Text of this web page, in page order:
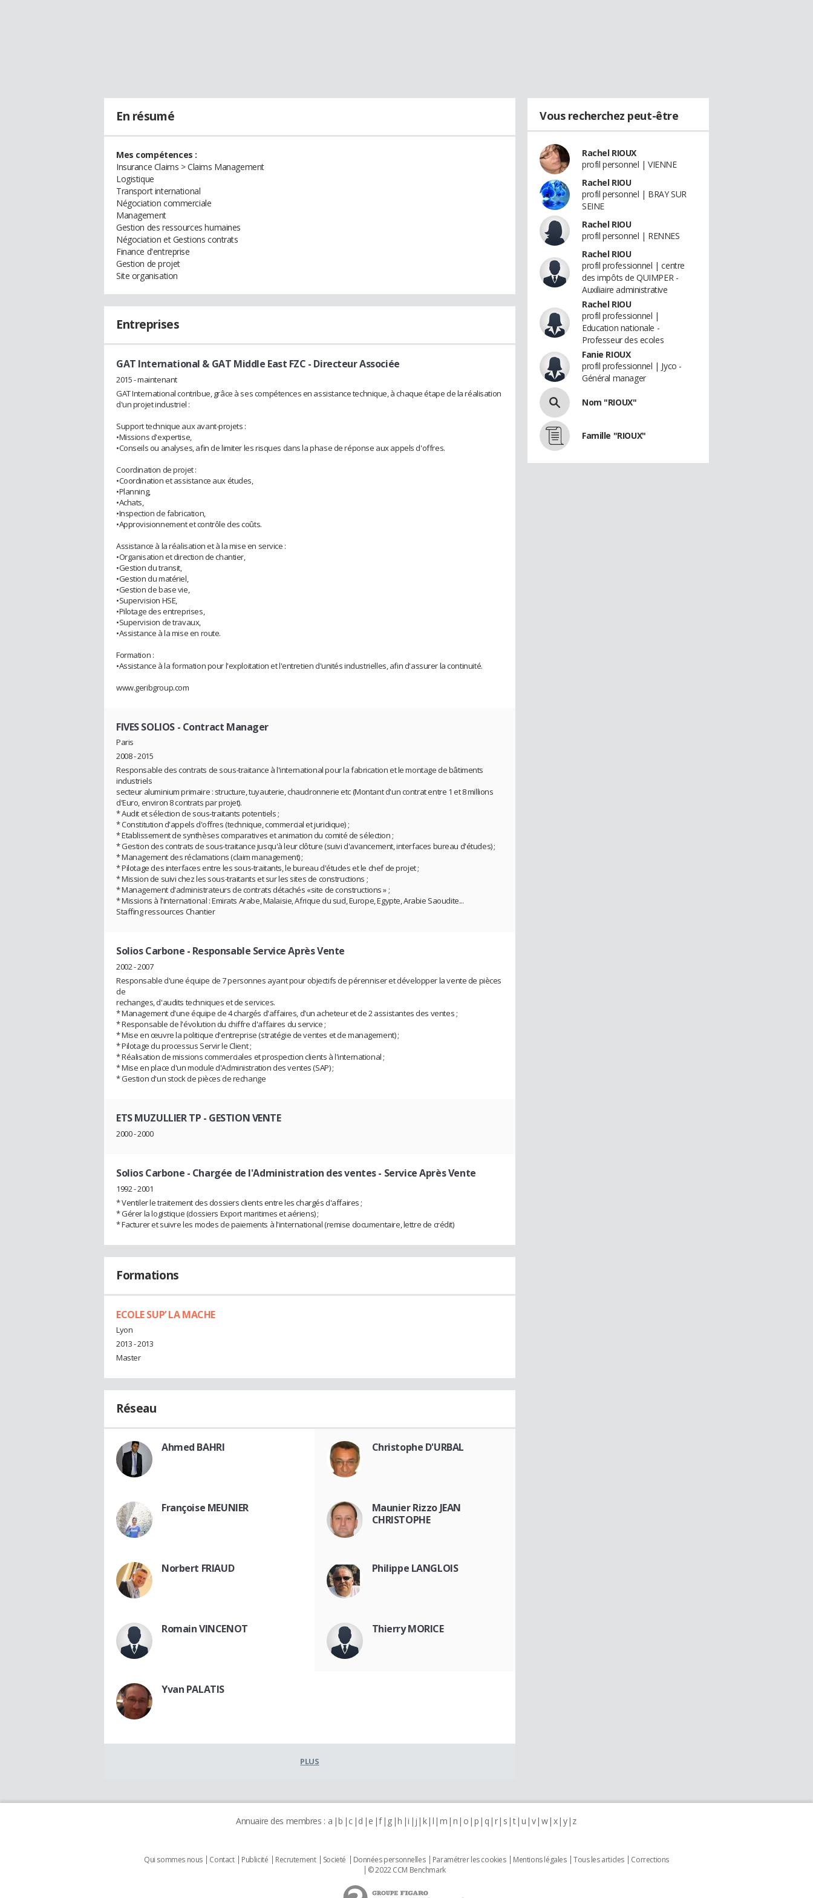
En résumé
Mes compétences :
Insurance Claims > Claims Management
Logistique
Transport international
Négociation commerciale
Management
Gestion des ressources humaines
Négociation et Gestions contrats
Finance d'entreprise
Gestion de projet
Site organisation
Entreprises
GAT International & GAT Middle East FZC - Directeur Associée
2015 - maintenant
GAT International contribue, grâce à ses compétences en assistance technique, à chaque étape de la réalisation
d'un projet industriel :
Support technique aux avant-projets :
•Missions d'expertise,
•Conseils ou analyses, afin de limiter les risques dans la phase de réponse aux appels d'offres.
Coordination de projet :
•Coordination et assistance aux études,
•Planning,
•Achats,
•Inspection de fabrication,
•Approvisionnement et contrôle des coûts.
Assistance à la réalisation et à la mise en service :
•Organisation et direction de chantier,
•Gestion du transit,
•Gestion du matériel,
•Gestion de base vie,
•Supervision HSE,
•Pilotage des entreprises,
•Supervision de travaux,
•Assistance à la mise en route.
Formation :
•Assistance à la formation pour l'exploitation et l'entretien d'unités industrielles, afin d'assurer la continuité.
www.geribgroup.com
FIVES SOLIOS- Contract Manager
Paris
2008 - 2015
Responsable des contrats de sous-traitance à l'international pour la fabrication et le montage de bâtiments
industriels
secteur aluminium primaire : structure, tuyauterie, chaudronnerie etc (Montant d'un contrat entre 1 et 8 millions
d'Euro, environ 8 contrats par projet).
* Audit et sélection de sous-traitants potentiels ;
* Constitution d'appels d'offres (technique, commercial et juridique) ;
* Etablissement de synthèses comparatives et animation du comité de sélection ;
* Gestion des contrats de sous-traitance jusqu'à leur clôture (suivi d'avancement, interfaces bureau d'études) ;
* Management des réclamations (claim management) ;
* Pilotage des interfaces entre les sous-traitants, le bureau d'études et le chef de projet ;
* Mission de suivi chez les sous-traitants et sur les sites de constructions ;
* Management d'administrateurs de contrats détachés «site de constructions » ;
* Missions à l'international : Emirats Arabe, Malaisie, Afrique du sud, Europe, Egypte, Arabie Saoudite...
Staffing ressources Chantier
Solios Carbone - Responsable Service Après Vente
2002 - 2007
Responsable d'une équipe de 7 personnes ayant pour objectifs de pérenniser et développer la vente de pièces
de
rechanges, d'audits techniques et de services.
* Management d'une équipe de 4 chargés d'affaires, d'un acheteur et de 2 assistantes des ventes ;
* Responsable de l'évolution du chiffre d'affaires du service ;
* Mise en œuvre la politique d'entreprise (stratégie de ventes et de management) ;
* Pilotage du processus Servir le Client ;
* Réalisation de missions commerciales et prospection clients à l'international ;
* Mise en place d'un module d'Administration des ventes (SAP) ;
* Gestion d'un stock de pièces de rechange
ETS MUZULLIER TP - GESTION VENTE
2000 - 2000
Solios Carbone - Chargée de l'Administration des ventes - Service Après Vente
1992 - 2001
* Ventiler le traitement des dossiers clients entre les chargés d'affaires ;
* Gérer la logistique (dossiers Export maritimes et aériens) ;
* Facturer et suivre les modes de paiements à l'international (remise documentaire, lettre de crédit)
Formations
ECOLE SUP’ LA MACHE
Lyon
2013 - 2013
Master
Réseau
Ahmed BAHRI Christophe D'URBAL
Françoise MEUNIER
Maunier Rizzo JEAN
CHRISTOPHE
Norbert FRIAUD Philippe LANGLOIS
Romain VINCENOT Thierry MORICE
Yvan PALATIS
PLUS
Vous recherchez peut-être
Rachel RIOUX
profil personnel | VIENNE
Rachel RIOU
profil personnel | BRAY SUR
SEINE
Rachel RIOU
profil personnel | RENNES
Rachel RIOU
profil professionnel | centre
des impôts de QUIMPER -
Auxiliaire administrative
Rachel RIOU
profil professionnel |
Education nationale -
Professeur des ecoles
Fanie RIOUX
profil professionnel | Jyco -
Général manager
Nom "RIOUX"
Famille "RIOUX"
Annuaire des membres : a b c d e f g h i j k l m n o p q r s t u v w x y z
Qui sommes nous Contact Publicité Recrutement Societé Données personnelles Paramétrer les cookies Mentions légales Tous les articles
Corrections
© 2022 CCM Benchmark